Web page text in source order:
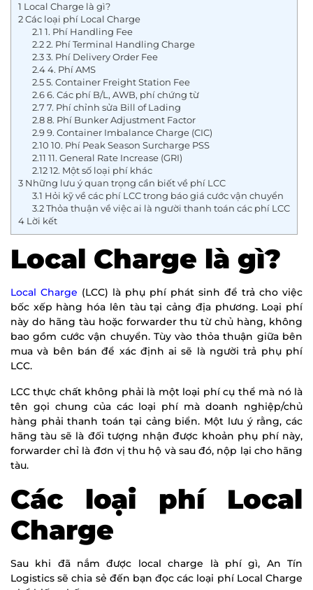
1 Local Charge là gì?
2Các loại phí Local Charge
2.1 1. Phí Handling Fee
2.22. Phí Terminal Handling Charge
2.33. Phí Delivery Order Fee
2.44. Phí AMS
2.55. Container Freight Station Fee
2.66. Các phí B/L, AWB, phí chứng từ
2.7 7. Phí chỉnh sửa Bill of Lading
2.88. Phí Bunker Adjustment Factor
2.99. Container Imbalance Charge (CIC)
2.10 10. Phí Peak Season Surcharge PSS
2.11 11. General Rate Increase (GRI)
2.1212. Một số loại phí khác
3 Những lưu ý quan trọng cần biết về phí LCC
3.1 Hỏi kỹ về các phí LCC trong báo giá cước vận chuyển
3.2Thỏa thuận về việc ai là người thanh toán các phí LCC
4 Lời kết
Local Charge là gì?
Local Charge (LCC) là phụ phí phát sinh để trả cho việc
bốc xếp hàng hóa lên tàu tại cảng địa phương. Loại phí
này do hãng tàu hoặc forwarder thu từ chủ hàng, không
bao gồm cước vận chuyển. Tùy vào thỏa thuận giữa bên
mua và bên bán để xác định ai sẽ là người trả phụ phí
LCC.
LCC thực chất không phải là một loại phí cụ thể mà nó là
tên gọi chung của các loại phí mà doanh nghiệp/chủ
hàng phải thanh toán tại cảng biển. Một lưu ý rằng, các
hãng tàu sẽ là đối tượng nhận được khoản phụ phí này,
forwarder chỉ là đơn vị thu hộ và sau đó, nộp lại cho hãng
tàu.
Các loại phí Local
Charge
Sau khi đã nắm được local charge là phí gì, An Tín
Logistics sẽ chia sẻ đến bạn đọc các loại phí Local Charge